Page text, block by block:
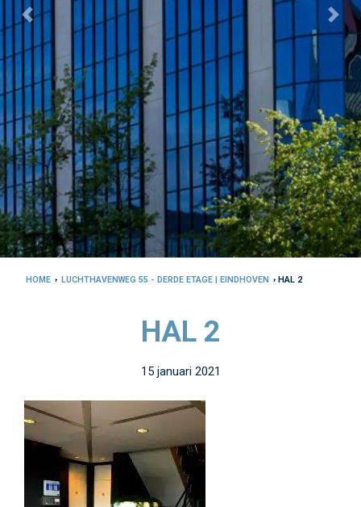
Previous Next
HOME › LUCHTHAVENWEG 55 - DERDE ETAGE | EINDHOVEN › HAL 2
HAL 2
15 januari 2021